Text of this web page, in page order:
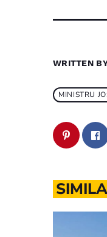
WRITTEN
MINISTRU